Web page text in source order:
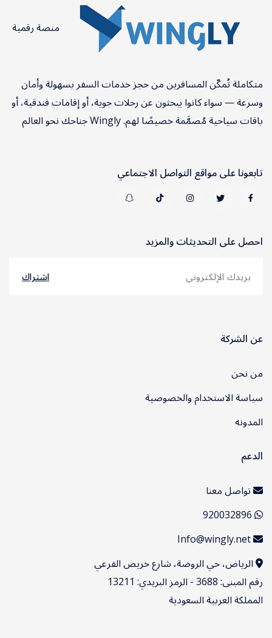
منصة رقمية
متكاملة تُمكّن المسافرين من حجز خدمات السفر بسهولة وأمان
وسرعة — سواء كانوا يبحثون عن رحلات جوية، أو إقامات فندقية، أو
باقات سياحية مُصمَّمة خصيصًا لهم. Wingly جناحك نحو العالم
تابعونا على مواقع التواصل الاجتماعي
احصل على التحديثات والمزيد
اشتراك
عن الشركة
من نحن
سياسة الاستخدام والخصوصية
المدونه
الدعم
تواصل معنا
الرياض، حي الروضة، شارع خريص الفرعي
رقم المبنى: 3688 - الرمز البريدي: 13211
المملكة العربية السعودية